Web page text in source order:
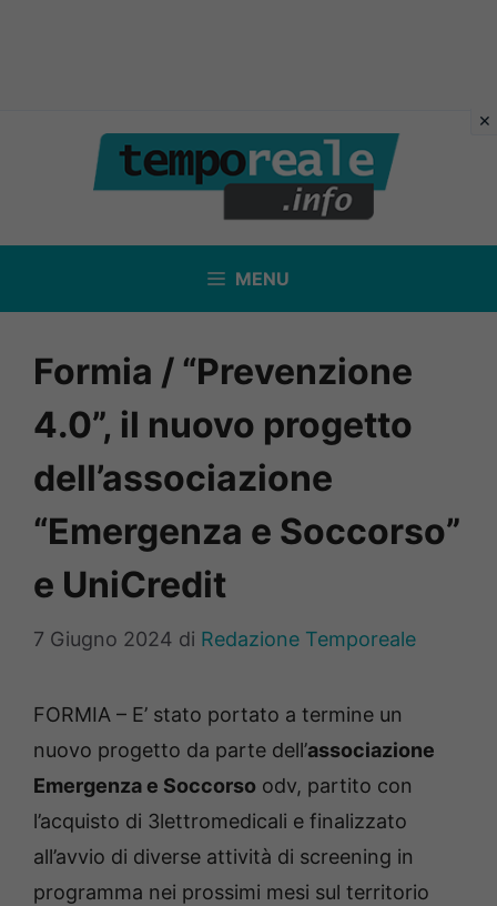
contenuto
MENU
Formia / “Prevenzione
4.0”, il nuovo progetto
dell’associazione
“Emergenza e Soccorso”
e UniCredit
7 Giugno 2024 di Redazione Temporeale
FORMIA – E’ stato portato a termine un
nuovo progetto da parte dell’associazione
Emergenza e Soccorso odv, partito con
l’acquisto di 3lettromedicali e finalizzato
all’avvio di diverse attività di screening in
programma nei prossimi mesi sul territorio